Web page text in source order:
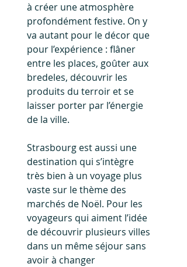
à créer une atmosphère
profondément festive. On y
va autant pour le décor que
pour l’expérience : flâner
entre les places, goûter aux
bredeles, découvrir les
produits du terroir et se
laisser porter par l’énergie
de la ville.
Strasbourg est aussi une
destination qui s’intègre
très bien à un voyage plus
vaste sur le thème des
marchés de Noël. Pour les
voyageurs qui aiment l’idée
de découvrir plusieurs villes
dans un même séjour sans
avoir à changer